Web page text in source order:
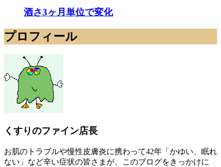
酒さ3ヶ月単位で変化
プロフィール
くすりのファイン店長
お肌のトラブルや慢性皮膚炎に携わって42年「かゆい、眠れ
ない」など辛い症状の皆さまが、このブログをきっかけに